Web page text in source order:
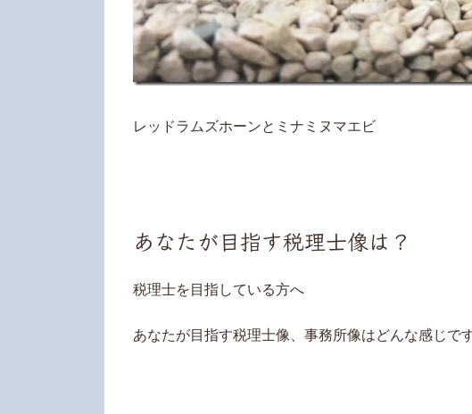
レッドラムズホーンとミナミヌマエビ
あなたが目指す税理士像は？
税理士を目指している方へ
あなたが目指す税理士像、事務所像はどんな感じで